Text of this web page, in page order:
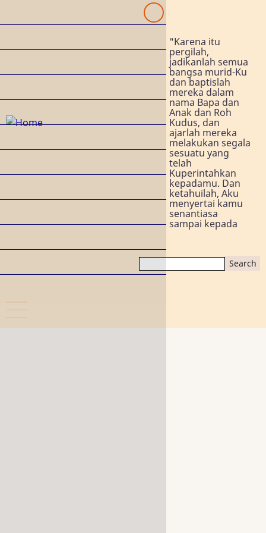
to
content
"Karena itu
pergilah,
jadikanlah semua
bangsa murid-Ku
dan baptislah
mereka dalam
nama Bapa dan
Anak dan Roh
Kudus, dan
ajarlah mereka
melakukan segala
sesuatu yang
telah
Kuperintahkan
kepadamu. Dan
ketahuilah, Aku
menyertai kamu
senantiasa
sampai kepada